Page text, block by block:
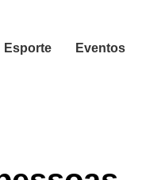
Esporte Eventos